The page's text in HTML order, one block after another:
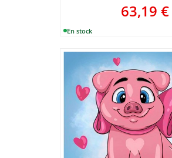
63,19 €